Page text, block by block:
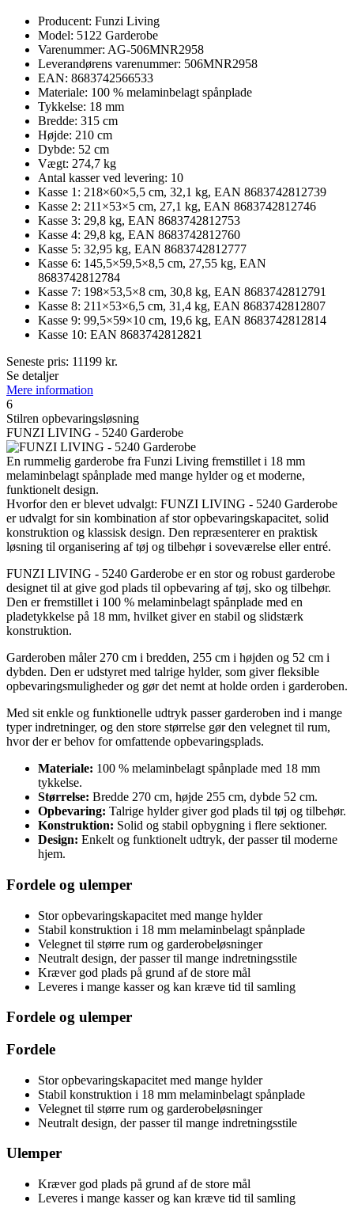
Producent: Funzi Living
Model: 5122 Garderobe
Varenummer: AG-506MNR2958
Leverandørens varenummer: 506MNR2958
EAN: 8683742566533
Materiale: 100 % melaminbelagt spånplade
Tykkelse: 18 mm
Bredde: 315 cm
Højde: 210 cm
Dybde: 52 cm
Vægt: 274,7 kg
Antal kasser ved levering: 10
Kasse 1: 218×60×5,5 cm, 32,1 kg, EAN 8683742812739
Kasse 2: 211×53×5 cm, 27,1 kg, EAN 8683742812746
Kasse 3: 29,8 kg, EAN 8683742812753
Kasse 4: 29,8 kg, EAN 8683742812760
Kasse 5: 32,95 kg, EAN 8683742812777
Kasse 6: 145,5×59,5×8,5 cm, 27,55 kg, EAN
8683742812784
Kasse 7: 198×53,5×8 cm, 30,8 kg, EAN 8683742812791
Kasse 8: 211×53×6,5 cm, 31,4 kg, EAN 8683742812807
Kasse 9: 99,5×59×10 cm, 19,6 kg, EAN 8683742812814
Kasse 10: EAN 8683742812821
Seneste pris: 11199 kr.
Se detaljer
Mere information
6
Stilren opbevaringsløsning
FUNZI LIVING - 5240 Garderobe
En rummelig garderobe fra Funzi Living fremstillet i 18 mm
melaminbelagt spånplade med mange hylder og et moderne,
funktionelt design.
Hvorfor den er blevet udvalgt: FUNZI LIVING - 5240 Garderobe
er udvalgt for sin kombination af stor opbevaringskapacitet, solid
konstruktion og klassisk design. Den repræsenterer en praktisk
løsning til organisering af tøj og tilbehør i soveværelse eller entré.
FUNZI LIVING - 5240 Garderobe er en stor og robust garderobe
designet til at give god plads til opbevaring af tøj, sko og tilbehør.
Den er fremstillet i 100 % melaminbelagt spånplade med en
pladetykkelse på 18 mm, hvilket giver en stabil og slidstærk
konstruktion.
Garderoben måler 270 cm i bredden, 255 cm i højden og 52 cm i
dybden. Den er udstyret med talrige hylder, som giver fleksible
opbevaringsmuligheder og gør det nemt at holde orden i garderoben.
Med sit enkle og funktionelle udtryk passer garderoben ind i mange
typer indretninger, og den store størrelse gør den velegnet til rum,
hvor der er behov for omfattende opbevaringsplads.
Materiale: 100 % melaminbelagt spånplade med 18 mm
tykkelse.
Størrelse: Bredde 270 cm, højde 255 cm, dybde 52 cm.
Opbevaring: Talrige hylder giver god plads til tøj og tilbehør.
Konstruktion: Solid og stabil opbygning i flere sektioner.
Design: Enkelt og funktionelt udtryk, der passer til moderne
hjem.
Fordele og ulemper
Stor opbevaringskapacitet med mange hylder
Stabil konstruktion i 18 mm melaminbelagt spånplade
Velegnet til større rum og garderobeløsninger
Neutralt design, der passer til mange indretningsstile
Kræver god plads på grund af de store mål
Leveres i mange kasser og kan kræve tid til samling
Fordele og ulemper
Fordele
Stor opbevaringskapacitet med mange hylder
Stabil konstruktion i 18 mm melaminbelagt spånplade
Velegnet til større rum og garderobeløsninger
Neutralt design, der passer til mange indretningsstile
Ulemper
Kræver god plads på grund af de store mål
Leveres i mange kasser og kan kræve tid til samling